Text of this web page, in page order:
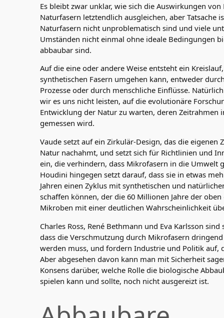
Es bleibt zwar unklar, wie sich die Auswirkungen von
Naturfasern letztendlich ausgleichen, aber Tatsache
Naturfasern nicht unproblematisch sind und viele
Umständen nicht einmal ohne ideale Bedingungen
abbaubar sind.
Auf die eine oder andere Weise entsteht ein
synthetischen Fasern umgehen kann, entweder
Prozesse oder durch menschliche Einflüsse.
wir es uns nicht leisten, auf die evolutionäre
Entwicklung der Natur zu warten, deren Zeitrahmen
gemessen wird.
Vaude setzt auf ein Zirkulär-Design, das die eigenen
Natur nachahmt, und setzt sich für Richtlinien und
ein, die verhindern, dass Mikrofasern in die Umwelt
Houdini hingegen setzt darauf, dass sie in etwas
Jahren einen Zyklus mit synthetischen und
schaffen können, der die 60 Millionen Jahre der
Mikroben mit einer deutlichen Wahrscheinlichkeit
Charles Ross, René Bethmann und Eva Karlsson sind
dass die Verschmutzung durch Mikrofasern
werden muss, und fordern Industrie und Politik auf,
Aber abgesehen davon kann man mit Sicherheit
Konsens darüber, welche Rolle die biologische
spielen kann und sollte, noch nicht ausgereizt ist.